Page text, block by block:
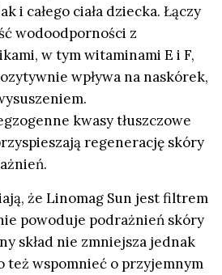
i całego ciała dziecka. Łączy
wodoodporności z
w tym witaminami E i F,
wpływa na naskórek,
kwasy tłuszczowe
regenerację skóry
że Linomag Sun jest filtrem
powoduje podrażnień skóry
skład nie zmniejsza jednak
też wspomnieć o przyjemnym